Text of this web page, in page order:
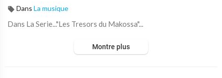
Dans La musique
Dans La Serie..."Les Tresors du Makossa"...
Montre plus